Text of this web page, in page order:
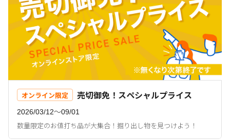
オンライン限定 売切御免！スペシャルプライス
2026/03/12〜09/01
数量限定のお値打ち品が大集合！掘り出し物を見つけよう！